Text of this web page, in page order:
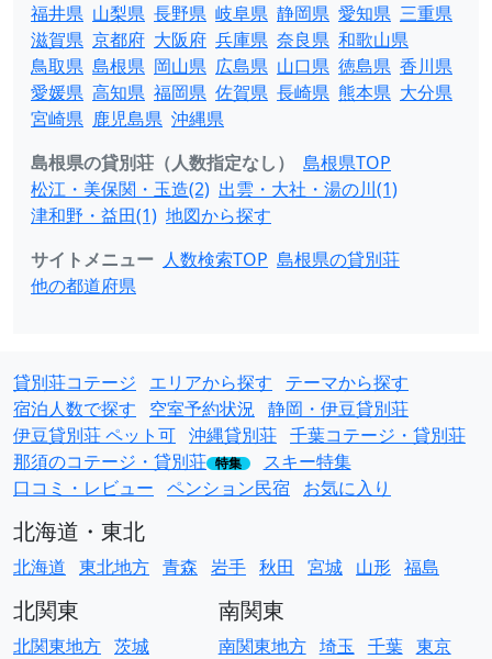
福井県 山梨県 長野県 岐阜県 静岡県 愛知県 三重県
滋賀県 京都府 大阪府 兵庫県 奈良県 和歌山県
鳥取県 島根県 岡山県 広島県 山口県 徳島県 香川県
愛媛県 高知県 福岡県 佐賀県 長崎県 熊本県 大分県
宮崎県 鹿児島県 沖縄県
島根県の貸別荘（人数指定なし）
島根県TOP
松江・美保関・玉造(2) 出雲・大社・湯の川(1)
津和野・益田(1) 地図から探す
サイトメニュー 人数検索TOP 島根県の貸別荘
他の都道府県
貸別荘コテージ エリアから探す
テーマから探す
宿泊人数で探す
空室予約状況 静岡・伊豆貸別荘
伊豆貸別荘 ペット可 沖縄貸別荘 千葉コテージ・貸別荘
那須のコテージ・貸別荘 特集
スキー特集
口コミ・レビュー ペンション民宿 お気に入り
北海道・東北
北海道 東北地方 青森 岩手 秋田 宮城 山形 福島
北関東
北関東地方 茨城
南関東
南関東地方 埼玉 千葉 東京